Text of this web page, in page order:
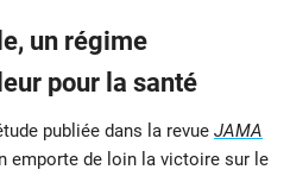
un régime
pour la santé
publiée dans la revue JAMA
emporte de loin la victoire sur le